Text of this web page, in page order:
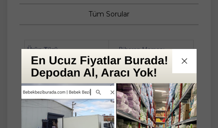
Tüm Sorular
Ürün Türü Biberon Maması
Mama Numarası 2
800GR+250GR
4'lü